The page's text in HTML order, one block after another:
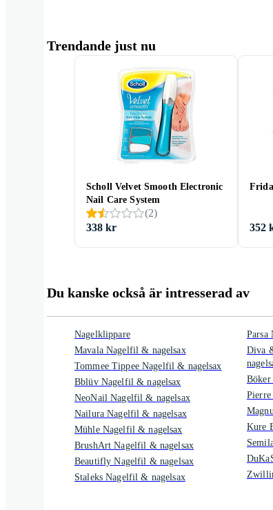
Trendande just nu
Scholl Velvet Smooth Electronic
Nail Care System
(2)
338 kr
352
Du kanske också är intresserad av
Nagelklippare
Mavala Nagelfil & nagelsax
Tommee Tippee Nagelfil & nagelsax
Bblüv Nagelfil & nagelsax
NeoNail Nagelfil & nagelsax
Nailura Nagelfil & nagelsax
Mühle Nagelfil & nagelsax
BrushArt Nagelfil & nagelsax
Beautifly Nagelfil & nagelsax
Staleks Nagelfil & nagelsax
Parsa
Diva
Kure